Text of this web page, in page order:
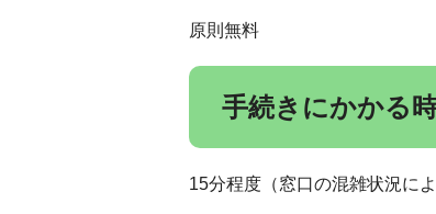
原則無料
手続きにかかる
15分程度（窓口の混雑状況に